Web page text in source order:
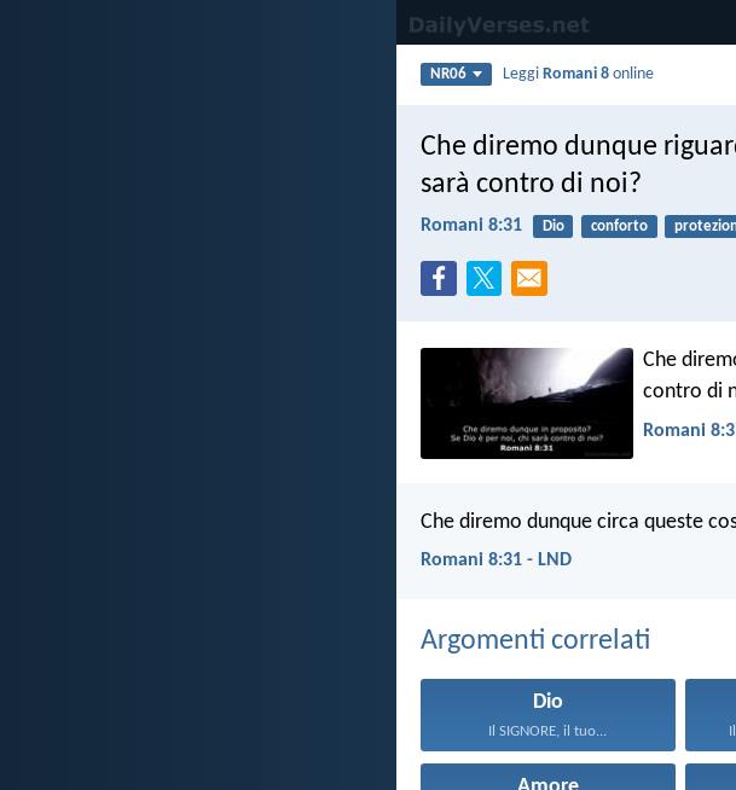
NR06 LeggiRomani 8 online
Che diremo dunque
sarà contro di noi?
Romani 8:31 Dio conforto
Che
contro di
Romani
Che diremo dunque circa queste
Romani 8:31 - LND
Argomenti correlati
Dio
Il SIGNORE, il tuo...